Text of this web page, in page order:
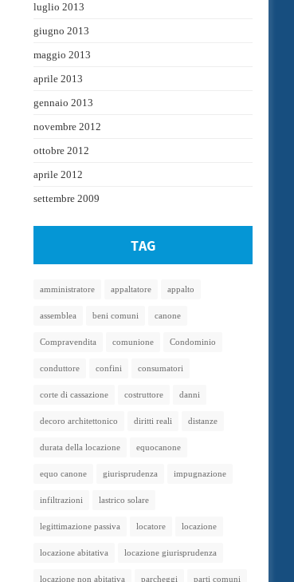
luglio 2013
giugno 2013
maggio 2013
aprile 2013
gennaio 2013
novembre 2012
ottobre 2012
aprile 2012
settembre 2009
TAG
amministratore appaltatore appalto
assemblea beni comuni canone
Compravendita comunione Condominio
conduttore confini consumatori
corte di cassazione costruttore danni
decoro architettonico diritti reali distanze
durata della locazione equocanone
equo canone giurisprudenza impugnazione
infiltrazioni lastrico solare
legittimazione passiva locatore locazione
locazione abitativa locazione giurisprudenza
locazione non abitativa parcheggi parti comuni